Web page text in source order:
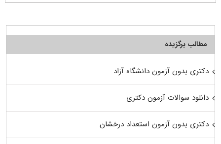
مطالب برگزیده
دکتری بدون آزمون دانشگاه آزاد
دانلود سوالات آزمون دکتری
دکتری بدون آزمون استعداد درخشان